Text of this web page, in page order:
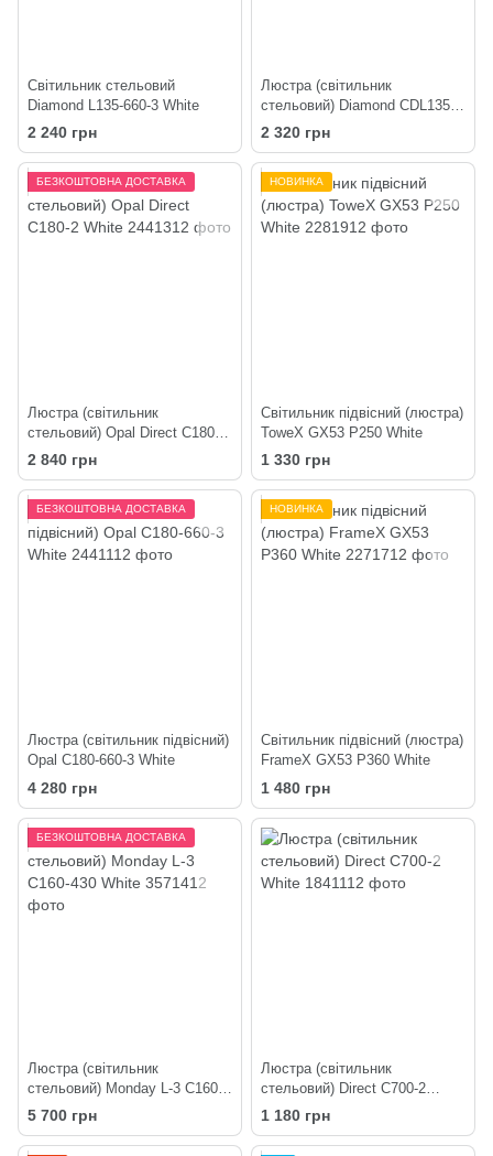
Світильник стельовий
Diamond L135-660-3 White
2 240 грн
Люстра (світильник
стельовий) Diamond CDL135-
250-3 White
2 320 грн
БЕЗКОШТОВНА ДОСТАВКА
Люстра (світильник
стельовий) Opal Direct C180-2
White
2 840 грн
НОВИНКА
Світильник підвісний (люстра)
ToweX GX53 P250 White
1 330 грн
БЕЗКОШТОВНА ДОСТАВКА
Люстра (світильник підвісний)
Opal C180-660-3 White
4 280 грн
НОВИНКА
Світильник підвісний (люстра)
FrameX GX53 P360 White
1 480 грн
БЕЗКОШТОВНА ДОСТАВКА
Люстра (світильник
стельовий) Monday L-3 C160-
430 White
5 700 грн
Люстра (світильник
стельовий) Direct C700-2
White
1 180 грн